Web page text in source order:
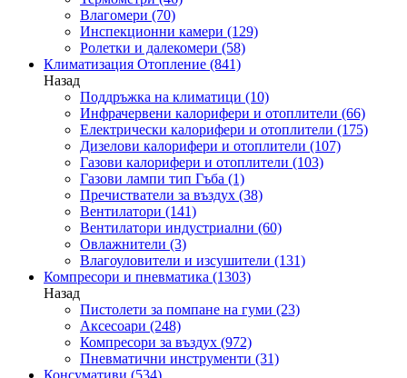
Влагомери (70)
Инспекционни камери (129)
Ролетки и далекомери (58)
Климатизация Отопление (841)
Назад
Поддръжка на климатици (10)
Инфрачервени калорифери и отоплители (66)
Електрически калорифери и отоплители (175)
Дизелови калорифери и отоплители (107)
Газови калорифери и отоплители (103)
Газови лампи тип Гъба (1)
Пречистватели за въздух (38)
Вентилатори (141)
Вентилатори индустриални (60)
Овлажнители (3)
Влагоуловители и изсушители (131)
Компресори и пневматика (1303)
Назад
Пистолети за помпане на гуми (23)
Аксесоари (248)
Компресори за въздух (972)
Пневматични инструменти (31)
Консумативи (534)